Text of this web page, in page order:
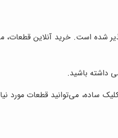
شده است. خرید آنلاین قطعات،
داشته باشید.
ساده، می‌توانید قطعات مورد